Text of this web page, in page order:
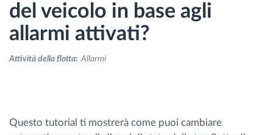
Gestione delle forza lavoro
Download remoto del cronotachigrafo
Gestione carburante
del veicolo in base agli
allarmi attivati?
Attività della flotta: Allarmi
Questo tutorial ti mostrerà come puoi cambiare